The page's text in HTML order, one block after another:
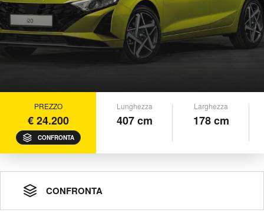
PREZZO
€ 24.200
CONFRONTA
Lunghezza
407 cm
Larghezza
178 cm
CONFRONTA